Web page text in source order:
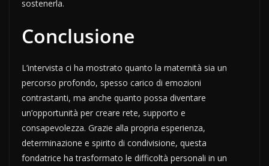
sostenerla.
Conclusione
L’intervista ci ha mostrato quanto la maternità sia un
percorso profondo, spesso carico di emozioni
contrastanti, ma anche quanto possa diventare
un’opportunità per creare rete, supporto e
consapevolezza. Grazie alla propria esperienza,
determinazione e spirito di condivisione, questa
fondatrice ha trasformato le difficoltà personali in un